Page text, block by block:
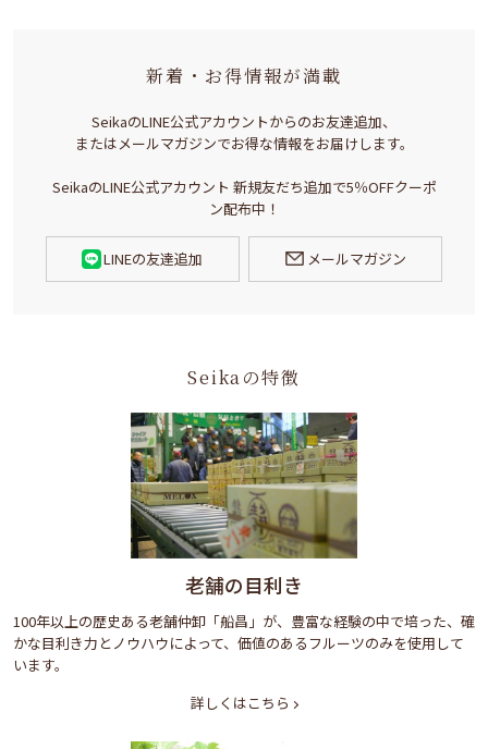
新着・お得情報が満載
SeikaのLINE公式アカウントからのお友達追加、
またはメールマガジンでお得な情報をお届けします。
SeikaのLINE公式アカウント 新規友だち追加で5％OFFクーポ
ン配布中！
LINEの友達追加 メールマガジン
Seikaの特徴
老舗の目利き
100年以上の歴史ある老舗仲卸「船昌」が、豊富な経験の中で培った、確
かな目利き力とノウハウによって、価値のあるフルーツのみを使用して
います。
詳しくはこちら